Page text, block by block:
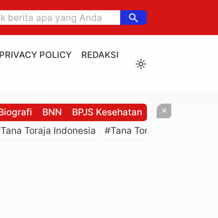
search
PRIVACY POLICY
REDAKSI
light_mode
BNN BPJS Kesehatan BPJS
Toraja Indonesia #Tana Toraja Culture
×